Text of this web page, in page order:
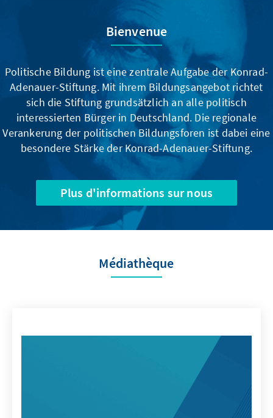
Bienvenue
Politische Bildung ist eine zentrale Aufgabe der Konrad-
Adenauer-Stiftung. Mit ihrem Bildungsangebot richtet
sich die Stiftung grundsätzlich an alle politisch
interessierten Bürger in Deutschland. Die regionale
Verankerung der politischen Bildungsforen ist dabei eine
besondere Stärke der Konrad-Adenauer-Stiftung.
Plus d'informations sur nous
Médiathèque